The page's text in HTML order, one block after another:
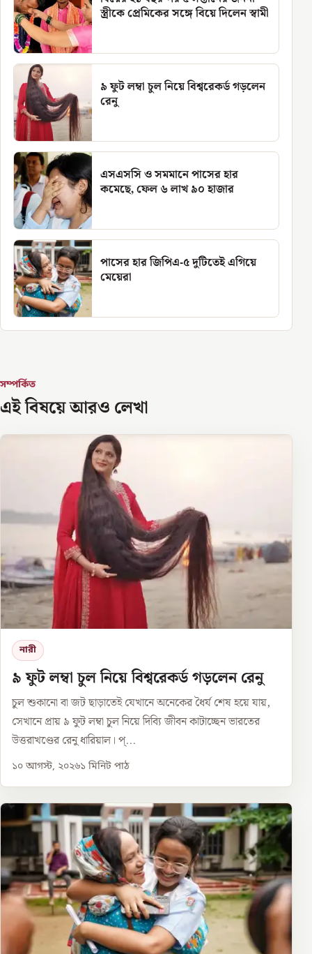
স্ত্রীকে প্রেমিকের সঙ্গে বিয়ে দিলেন স্বামী
৯ ফুট লম্বা চুল নিয়ে বিশ্বরেকর্ড গড়লেন
রেনু
এসএসসি ও সমমানে পাসের হার
কমেছে, ফেল ৬ লাখ ৯০ হাজার
পাসের হার জিপিএ-৫ দুটিতেই এগিয়ে
মেয়েরা
সম্পর্কিত
এই বিষয়ে আরও লেখা
নারী
৯ ফুট লম্বা চুল নিয়ে বিশ্বরেকর্ড গড়লেন রেনু
চুল শুকানো বা জট ছাড়াতেই যেখানে অনেকের ধৈর্য শেষ হয়ে যায়,
সেখানে প্রায় ৯ ফুট লম্বা চুল নিয়ে দিব্যি জীবন কাটাচ্ছেন ভারতের
উত্তরাখণ্ডের রেনু ধারিয়াল। প্...
১০ আগস্ট, ২০২৬১ মিনিট পাঠ